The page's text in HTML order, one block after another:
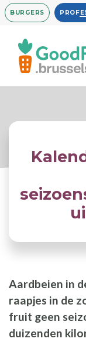
Overslaan
en
inhoud
gaan
BURGERS
Aardbeien in
raapjes in de
fruit geen
duizenden